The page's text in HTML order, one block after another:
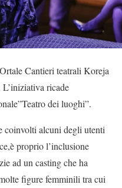
Cantieri teatrali Koreja
ricade
dei luoghi”.
coinvolti alcuni degli utenti
proprio l’inclusione
ad un casting che ha
figure femminili tra cui